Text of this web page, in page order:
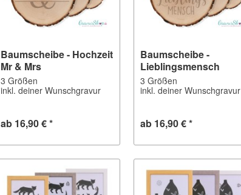
Baumscheibe - Hochzeit
Mr & Mrs
3 Größen
inkl. deiner Wunschgravur
ab 16,90 € *
Baumscheibe -
Lieblingsmensch
3 Größen
inkl. deiner Wunschgravur
ab 16,90 € *